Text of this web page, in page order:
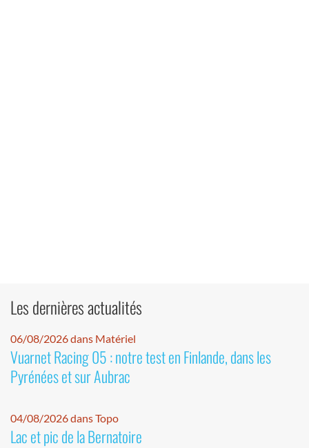
Les dernières actualités
06/08/2026 dans Matériel
Vuarnet Racing 05 : notre test en Finlande, dans les
Pyrénées et sur Aubrac
04/08/2026 dans Topo
Lac et pic de la Bernatoire